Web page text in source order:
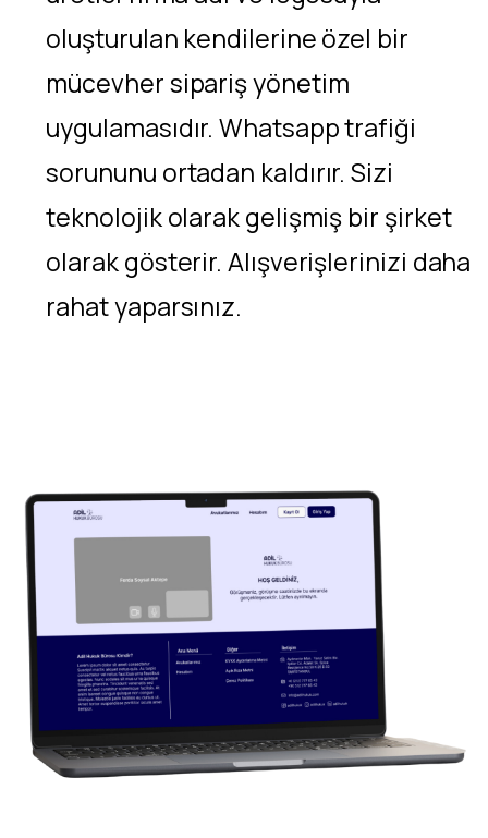
oluşturulan kendilerine özel bir
mücevher sipariş yönetim
uygulamasıdır. Whatsapp trafiği
sorununu ortadan kaldırır. Sizi
teknolojik olarak gelişmiş bir şirket
olarak gösterir. Alışverişlerinizi daha
rahat yaparsınız.